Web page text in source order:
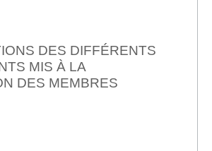
DES DIFFÉRENTS
MIS À LA
DES MEMBRES